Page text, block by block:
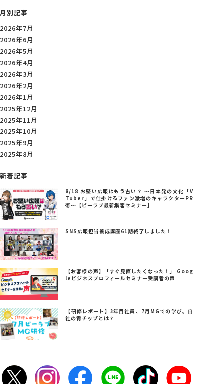
月別記事
2026年7月
2026年6月
2026年5月
2026年4月
2026年3月
2026年2月
2026年1月
2025年12月
2025年11月
2025年10月
2025年9月
2025年8月
新着記事
8/18 お堅い広報はもう古い？ ～日本発の文化「V
Tuber」で仕掛けるファン激増のキャラクターPR
術～【ビーラブ最新集客セミナー】
SNS広報担当養成講座61期終了しました！
【お客様の声】「すぐ見直したくなった！」 Goog
leビジネスプロフィールセミナー受講者の声
【研修レポート】3年目社員、7月MGでの学び。自
社の青チップとは？